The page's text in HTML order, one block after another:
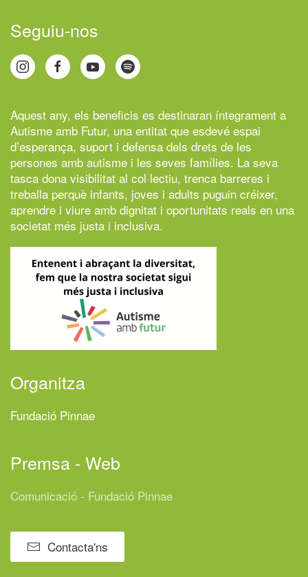
Seguiu-nos
Aquest any, els beneficis es destinaran íntegrament a
Autisme amb Futur, una entitat que esdevé espai
d’esperança, suport i defensa dels drets de les
persones amb autisme i les seves famílies. La seva
tasca dona visibilitat al col·lectiu, trenca barreres i
treballa perquè infants, joves i adults puguin créixer,
aprendre i viure amb dignitat i oportunitats reals en una
societat més justa i inclusiva.
Organitza
Fundació Pinnae
Premsa - Web
Comunicació - Fundació Pinnae
Contacta'ns